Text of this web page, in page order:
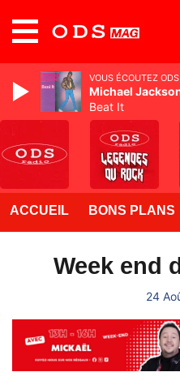
ACCUEIL BONS PLANS
Week end
24
VOUS ÉCOUTEZ
Michael
Beat It